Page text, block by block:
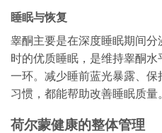
睡眠与恢复
睾酮主要是在深度睡眠期间
时的优质睡眠，是维持睾酮
一环。减少睡前蓝光暴露、
习惯，都能帮助改善睡眠质量。
荷尔蒙健康的整体管理